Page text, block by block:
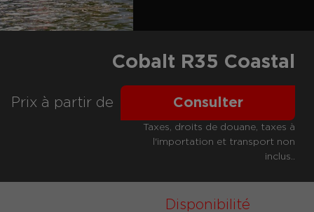
Cobalt R35 Coastal
Prix ​​à partir de Consulter
Taxes, droits de douane, taxes à
l'importation et transport non
inclus..
Disponibilité